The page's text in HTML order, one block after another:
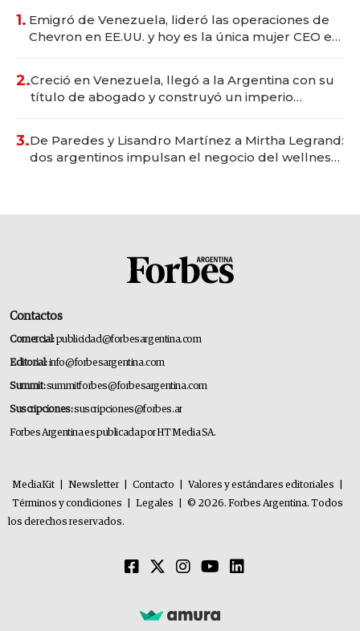
1. Emigró de Venezuela, lideró las operaciones de
Chevron en EE.UU. y hoy es la única mujer CEO en
2.Creció en Venezuela, llegó a la Argentina con su
título de abogado y construyó un imperio
3.De Paredes y Lisandro Martínez a Mirtha Legrand:
dos argentinos impulsan el negocio del wellness
Contactos
Comercial:publicidad@forbesargentina.com
Editorial:info@forbesargentina.com
Summit:summitforbes@forbesargentina.com
Suscripciones:suscripciones@forbes.ar
Forbes Argentina es publicada por HT Media SA.
MediaKit Newsletter Contacto Valores y estándares editoriales
Términos y condiciones
Legales
© 2026. Forbes Argentina. Todos
los derechos reservados.